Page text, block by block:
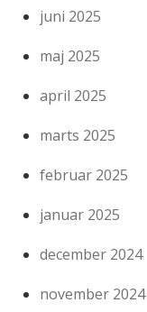
juni 2025
maj 2025
april 2025
marts 2025
februar 2025
januar 2025
december 2024
november 2024